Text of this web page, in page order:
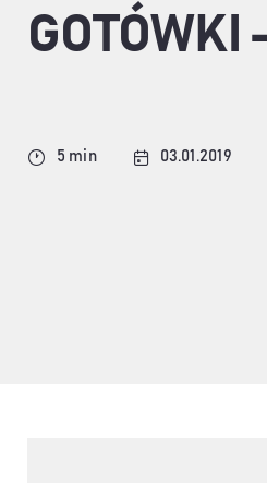
GOTÓWKI
5 min 03.01.2019